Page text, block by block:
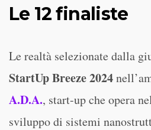
Le 12 finaliste
Le realtà selezionate dalla
StartUp Breeze 2024
A.D.A., start-up che opera
sviluppo di sistemi